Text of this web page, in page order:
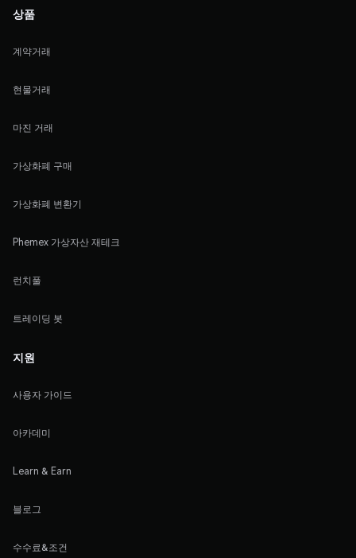
상품
계약거래
현물거래
마진 거래
가상화폐 구매
가상화폐 변환기
Phemex 가상자산 재테크
런치풀
트레이딩 봇
지원
사용자 가이드
아카데미
Learn & Earn
블로그
수수료&조건